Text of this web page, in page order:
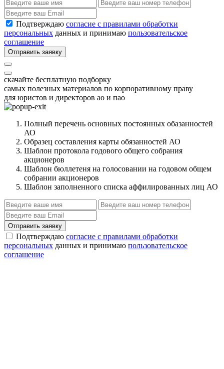
Подтверждаю согласие с правилами обработки
персональных данных и принимаю пользовательское
соглашение
Отправить заявку
скачайте бесплатную подборку
самых полезных материалов по корпоративному праву
для юристов и директоров ао и пао
Полный перечень основных постоянных обазанностей
АО
Образец составления карты обязанностей АО
Шаблон протокола годового общего собрания
акционеров
Шаблон бюллетеня на голосовании на годовом общем
собрании акционеров
Шаблон заполненного списка аффилированных лиц АО
Отправить заявку
Подтверждаю согласие с правилами обработки
персональных данных и принимаю пользовательское
соглашение